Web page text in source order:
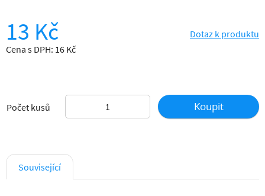
13 Kč
Cena s DPH: 16 Kč
Dotaz k produktu
Počet kusů Koupit
Související